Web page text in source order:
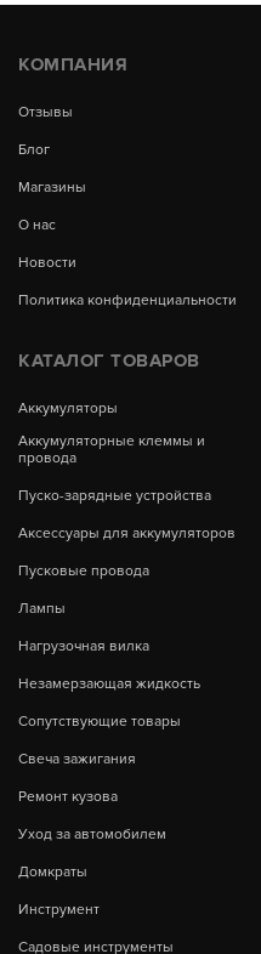
КОМПАНИЯ
Отзывы
Блог
Магазины
О нас
Новости
Политика конфиденциальности
КАТАЛОГ ТОВАРОВ
Аккумуляторы
Аккумуляторные клеммы и
провода
Пуско-зарядные устройства
Аксессуары для аккумуляторов
Пусковые провода
Лампы
Нагрузочная вилка
Незамерзающая жидкость
Сопутствующие товары
Свеча зажигания
Ремонт кузова
Уход за автомобилем
Домкраты
Инструмент
Садовые инструменты